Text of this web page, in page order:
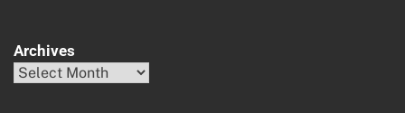
Archives
Archives